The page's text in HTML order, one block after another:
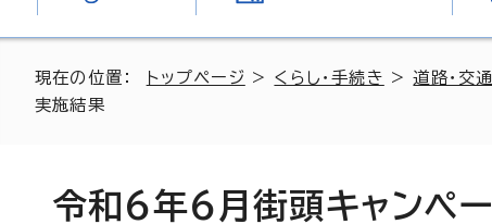
現在の位置： トップページ > くらし・手続き >道路・交
実施結果
令和6年6月街頭キャンペ